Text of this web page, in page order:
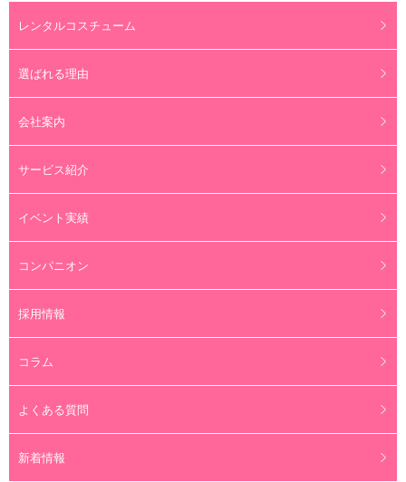
レンタルコスチューム
選ばれる理由
会社案内
サービス紹介
イベント実績
コンパニオン
採用情報
コラム
よくある質問
新着情報